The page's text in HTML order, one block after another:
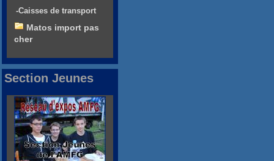
-Caisses de transport
Matos import pas
cher
Section Jeunes